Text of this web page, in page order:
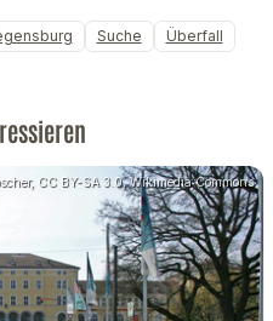
Suche Überfall
CC BY-SA 3.0, Wikimedia Commons